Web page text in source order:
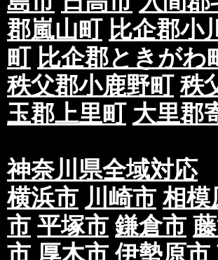
郡嵐山町 比企郡小
町 比企郡ときがわ
秩父郡小鹿野町 秩
玉郡上里町 大里郡
神奈川県全域対応
横浜市 川崎市 相模
市 平塚市 鎌倉市
市 厚木市 伊勢原市